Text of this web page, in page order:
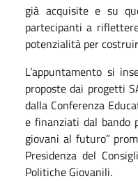
già acquisite e su
partecipanti a
potenzialità per
L’appuntamento si
proposte dai progetti
dalla Conferenza
e finanziati dal bando
giovani al futuro”
Presidenza del
Politiche Giovanili.